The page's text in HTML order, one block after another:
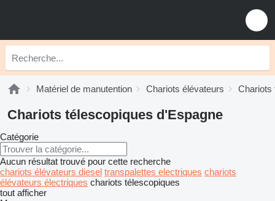
Matériel de manutention Chariots élévateurs Chariots
Chariots télescopiques d'Espagne
Catégorie
Aucun résultat trouvé pour cette recherche
chariots élévateurs diesel transpalettes electriques chariots
élévateurs électriques chariots télescopiques
tout afficher